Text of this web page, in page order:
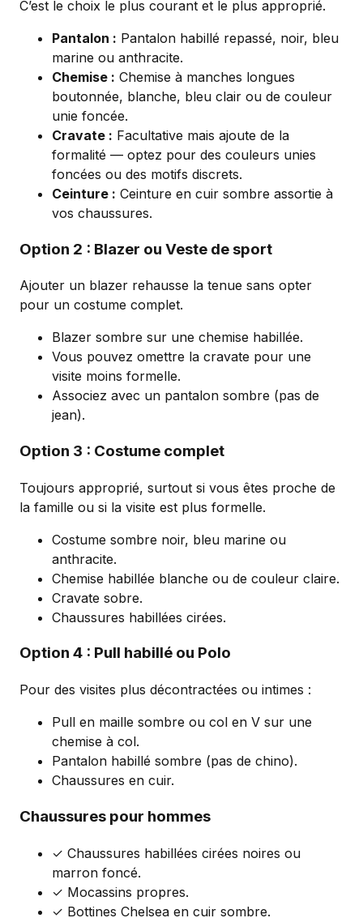
C’est le choix le plus courant et le plus approprié.
Pantalon : Pantalon habillé repassé, noir, bleu
marine ou anthracite.
Chemise : Chemise à manches longues
boutonnée, blanche, bleu clair ou de couleur
unie foncée.
Cravate : Facultative mais ajoute de la
formalité — optez pour des couleurs unies
foncées ou des motifs discrets.
Ceinture : Ceinture en cuir sombre assortie à
vos chaussures.
Option 2 : Blazer ou Veste de sport
Ajouter un blazer rehausse la tenue sans opter
pour un costume complet.
Blazer sombre sur une chemise habillée.
Vous pouvez omettre la cravate pour une
visite moins formelle.
Associez avec un pantalon sombre (pas de
jean).
Option 3 : Costume complet
Toujours approprié, surtout si vous êtes proche de
la famille ou si la visite est plus formelle.
Costume sombre noir, bleu marine ou
anthracite.
Chemise habillée blanche ou de couleur claire.
Cravate sobre.
Chaussures habillées cirées.
Option 4 : Pull habillé ou Polo
Pour des visites plus décontractées ou intimes :
Pull en maille sombre ou col en V sur une
chemise à col.
Pantalon habillé sombre (pas de chino).
Chaussures en cuir.
Chaussures pour hommes
✓ Chaussures habillées cirées noires ou
marron foncé.
✓ Mocassins propres.
✓ Bottines Chelsea en cuir sombre.